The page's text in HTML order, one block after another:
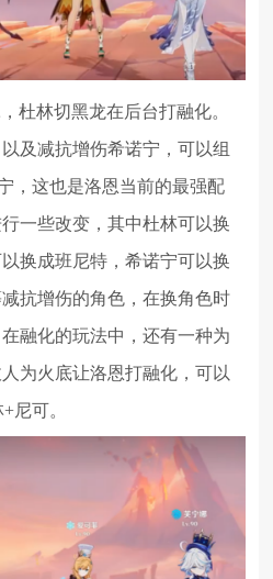
杜林切黑龙在后台打融化。
及减抗增伤希诺宁，可以组
，这也是洛恩当前的最强配
一些改变，其中杜林可以换
换成班尼特，希诺宁可以换
抗增伤的角色，在换角色时
融化的玩法中，还有一种为
为火底让洛恩打融化，可以
尼可。